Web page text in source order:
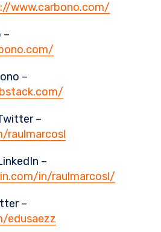
www.carbono.com/
–
–
–
–
in/raulmarcosl/
–
edusaezz